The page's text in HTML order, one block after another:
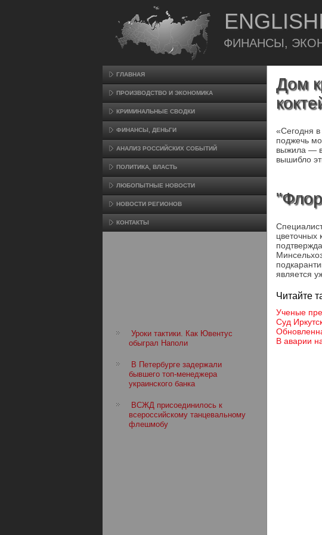
ФИНАНСЫ,
ГЛАВНАЯ
ПРОИЗВΟДСТВО И ЭКОНОМИКА
КРИМИНАЛЬНЫЕ СВОДКИ
ФИНАНСЫ, ДЕНЬГИ
АНАЛИЗ РОССИЙСКИХ СОБЫТИЙ
ПОЛИТИКА, ВЛАСТЬ
ЛЮБОПЫТНЫЕ НОВОСТИ
НОВОСТИ РЕГИОНОВ
КОНТАКТЫ
Уроки тактики. Как Ювентус
обыграл Наполи
В Петербурге задержали
бывшего топ-менеджера
украинского банка
ВСЖД присоединилось к
всероссийскому танцевальному
флешмобу
Дом
«Сегодня
поджечь
выжила —
вышибло
цветочных
является
Читайте
Ученые
Суд
В аварии